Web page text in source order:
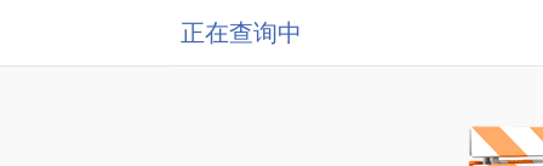
正在查询中